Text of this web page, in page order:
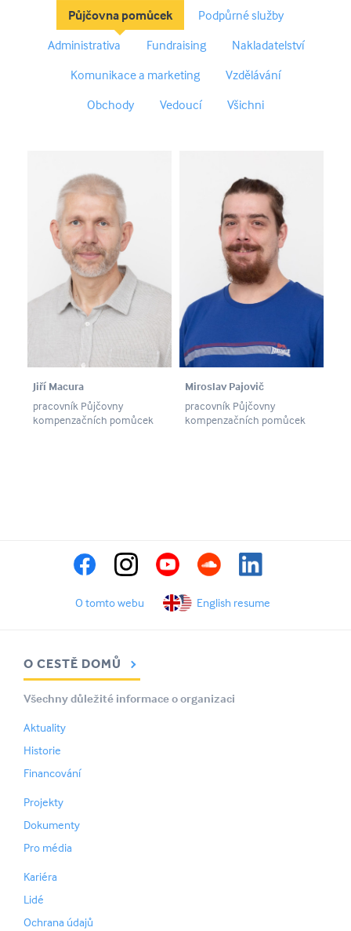
Půjčovna pomůcek
Podpůrné služby
Administrativa
Fundraising
Nakladatelství
Komunikace a marketing
Vzdělávání
Obchody
Vedoucí Všichni
Jiří Macura
pracovník Půjčovny
kompenzačních pomůcek
Miroslav Pajovič
pracovník Půjčovny
kompenzačních pomůcek
O tomto webu English resume
O CESTĚ DOMŮ
Všechny důležité informace o organizaci
Aktuality
Historie
Financování
Projekty
Dokumenty
Pro média
Kariéra
Lidé
Ochrana údajů